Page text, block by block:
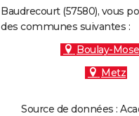
Baudrecourt (57580), vous
des communes suivantes :
Boulay-
Metz
Source de données :